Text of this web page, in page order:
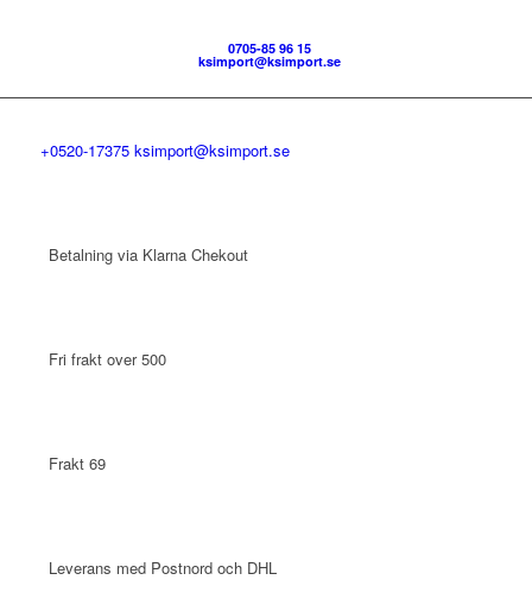
0705-85 96 15
ksimport@ksimport.se
+0520-17375 ksimport@ksimport.se
Betalning via Klarna Chekout
Fri frakt over 500
Frakt 69
Leverans med Postnord och DHL